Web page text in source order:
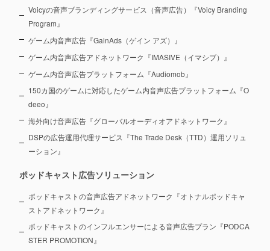
Voicyの音声ブランディングサービス（音声広告）『Voicy Branding
Program』
ゲーム内音声広告『GainAds（ゲイン アズ）』
ゲーム内音声広告アドネットワーク『IMASIVE（イマシブ）』
ゲーム内音声広告プラットフォーム『Audiomob』
150カ国のゲームに対応したゲーム内音声広告プラットフォーム『O
deeo』
海外向け音声広告『グローバルオーディオアドネットワーク』
DSPの広告運用代理サービス『The Trade Desk（TTD）運用ソリュ
ーション』
ポッドキャスト広告ソリューション
ポッドキャストの音声広告アドネットワーク『オトナルポッドキャ
ストアドネットワーク』
ポッドキャストのインフルエンサーによる音声広告プラン『PODCA
STER PROMOTION』